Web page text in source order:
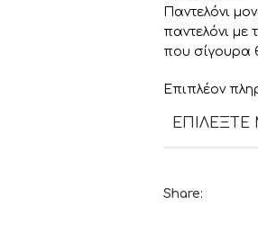
Παντελόνι
παντελόνι με
που σίγουρα
Επιπλέον
Share: